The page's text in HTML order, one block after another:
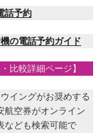
話予約
の電話予約ガイド
比較詳細ページ】
イングがお奨めする
航空券がオンライン
なども検索可能で